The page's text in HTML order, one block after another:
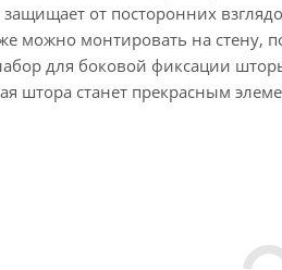
от посторонних
можно монтировать на
для боковой фиксации
штора станет прекрасным